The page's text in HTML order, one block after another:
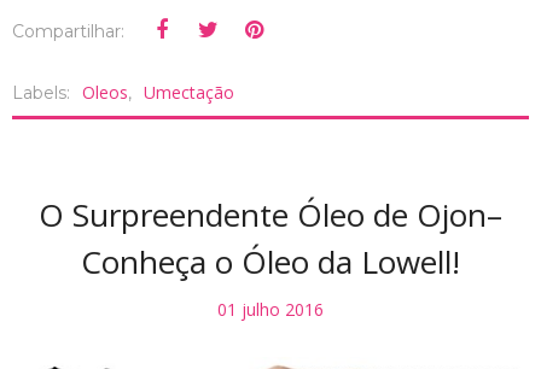
Compartilhar:
Labels: Oleos, Umectação
O Surpreendente Óleo de Ojon–
Conheça o Óleo da Lowell!
01 julho 2016